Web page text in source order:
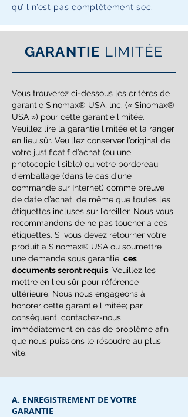
qu’il n’est pas complètement sec.
GARANTIE LIMITÉE
Vous trouverez ci-dessous les critères de
garantie Sinomax® USA, lnc. (« Sinomax®
USA ») pour cette garantie limitée.
Veuillez lire la garantie limitée et la ranger
en lieu sûr. Veuillez conserver l’original de
votre justificatif d’achat (ou une
photocopie lisible) ou votre bordereau
d’emballage (dans le cas d’une
commande sur Internet) comme preuve
de date d’achat, de même que toutes les
étiquettes incluses sur l’oreiller. Nous vous
recommandons de ne pas toucher a ces
étiquettes. Si vous devez retourner votre
produit a Sinomax® USA ou soumettre
une demande sous garantie, ces
documents seront requis. Veuillez les
mettre en lieu sûr pour référence
ultérieure. Nous nous engageons à
honorer cette garantie limitée; par
conséquent, contactez-nous
immédiatement en cas de problème afin
que nous puissions le résoudre au plus
vite.
A. ENREGISTREMENT DE VOTRE
GARANTIE